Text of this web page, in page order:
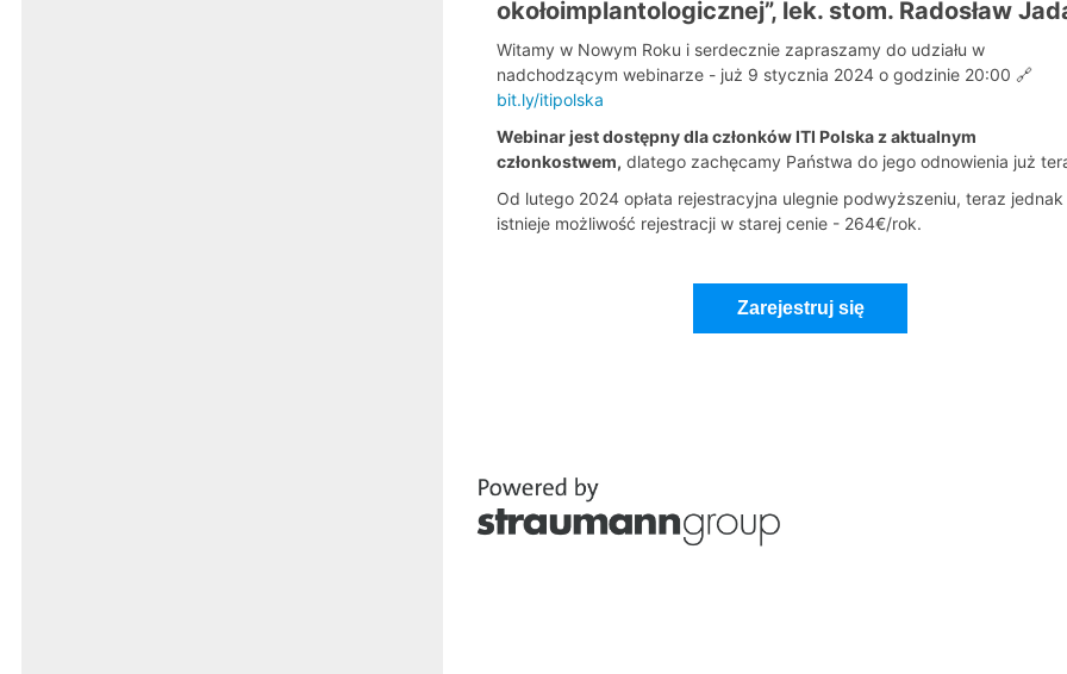
okołoimplantologicznej”, lek. stom. Radosław
Witamy w Nowym Roku i serdecznie zapraszamy do udziału w
nadchodzącym webinarze - już 9 stycznia 2024 o godzinie 20:00 🔗
bit.ly/itipolska
Webinar jest dostępny dla członków ITI Polska z aktualnym
członkostwem, dlatego zachęcamy Państwa do jego odnowienia już
Od lutego 2024 opłata rejestracyjna ulegnie podwyższeniu, teraz jednak
istnieje możliwość rejestracji w starej cenie - 264€/rok.
Zarejestruj się